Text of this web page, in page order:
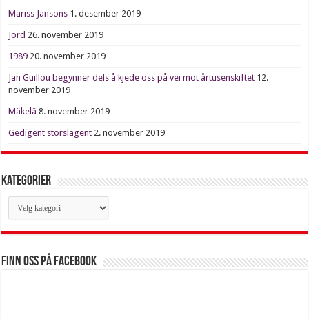
Mariss Jansons 1. desember 2019
Jord 26. november 2019
1989 20. november 2019
Jan Guillou begynner dels å kjede oss på vei mot årtusenskiftet 12.
november 2019
Mäkelä 8. november 2019
Gedigent storslagent 2. november 2019
Kategorier
Kategorier
Finn oss på Facebook